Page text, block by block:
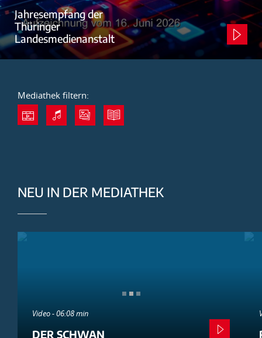
Jahresempfang der
Thüringer
Landesmedienanstalt
Mediathek filtern:
NEU IN DER MEDIATHEK
Video - 06:08 min
DER SCHWAN